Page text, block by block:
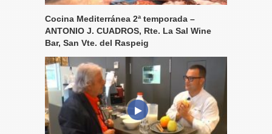
Cocina Mediterránea 2ª temporada –
ANTONIO J. CUADROS, Rte. La Sal Wine
Bar, San Vte. del Raspeig